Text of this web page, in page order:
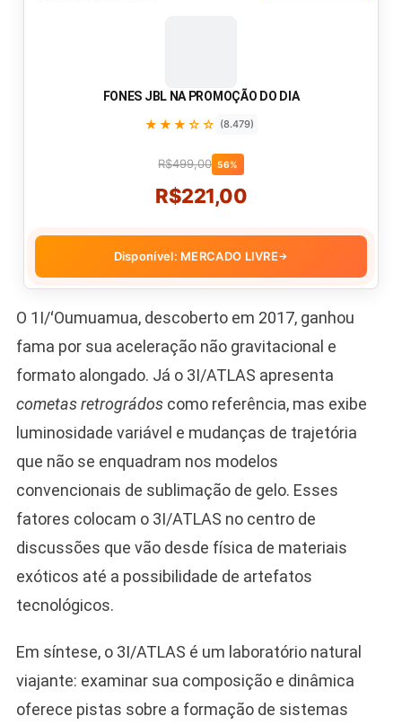
FONES JBL NA PROMOÇÃO DO DIA
★★★☆☆ (8.479)
R$499,00 56%
R$221,00
Disponível: MERCADO LIVRE→
O 1I/ʻOumuamua, descoberto em 2017, ganhou
fama por sua aceleração não gravitacional e
formato alongado. Já o 3I/ATLAS apresenta
cometas retrográdoscomo referência, mas exibe
luminosidade variável e mudanças de trajetória
que não se enquadram nos modelos
convencionais de sublimação de gelo. Esses
fatores colocam o 3I/ATLAS no centro de
discussões que vão desde física de materiais
exóticos até a possibilidade de artefatos
tecnológicos.
Em síntese, o 3I/ATLAS é um laboratório natural
viajante: examinar sua composição e dinâmica
oferece pistas sobre a formação de sistemas